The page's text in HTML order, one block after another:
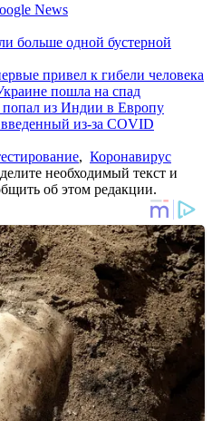
News
больше одной бустерной
привел к гибели человека
пошла на спад
из Индии в Европу
из-за COVID
, Коронавирус
необходимый текст и
об этом редакции.